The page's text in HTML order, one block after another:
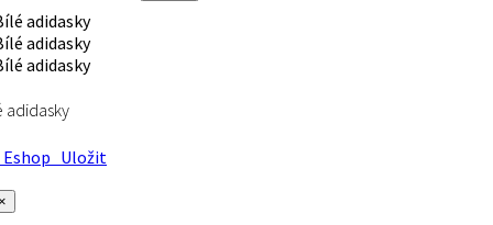
adidasky
Uložit